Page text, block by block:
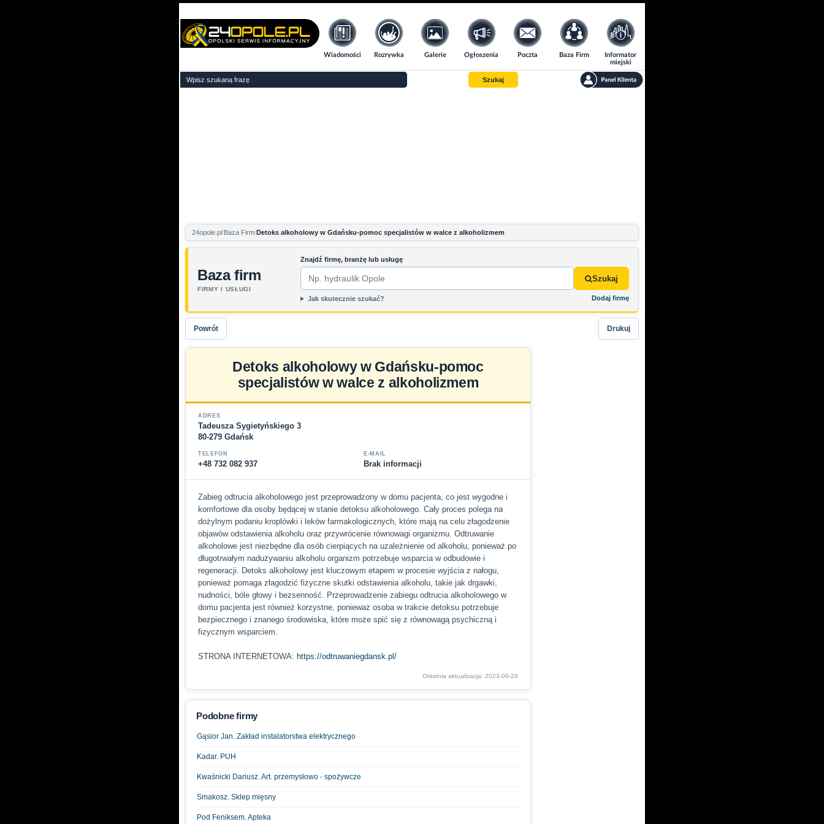
Wiadomości Rozrywka Galerie Ogłoszenia Poczta Baza Firm
Informator
miejski
Szukaj
24opole.pl Baza Firm Detoks alkoholowy w Gdańsku-pomoc specjalistów w walce z alkoholizmem
Baza firm
FIRMY I USŁUGI
Znajdź firmę, branżę lub usługę
Szukaj
Jak skutecznie szukać? Dodaj firmę
Powrót Drukuj
Detoks alkoholowy w Gdańsku-pomoc
specjalistów w walce z alkoholizmem
ADRES
Tadeusza Sygietyńskiego 3
80-279 Gdańsk
TELEFON
+48 732 082 937
E-MAIL
Brak informacji
Zabieg odtrucia alkoholowego jest przeprowadzony w domu pacjenta, co jest wygodne i
komfortowe dla osoby będącej w stanie detoksu alkoholowego. Cały proces polega na
dożylnym podaniu kroplówki i leków farmakologicznych, które mają na celu złagodzenie
objawów odstawienia alkoholu oraz przywrócenie równowagi organizmu. Odtruwanie
alkoholowe jest niezbędne dla osób cierpiących na uzależnienie od alkoholu, ponieważ po
długotrwałym nadużywaniu alkoholu organizm potrzebuje wsparcia w odbudowie i
regeneracji. Detoks alkoholowy jest kluczowym etapem w procesie wyjścia z nałogu,
ponieważ pomaga złagodzić fizyczne skutki odstawienia alkoholu, takie jak drgawki,
nudności, bóle głowy i bezsenność. Przeprowadzenie zabiegu odtrucia alkoholowego w
domu pacjenta jest również korzystne, ponieważ osoba w trakcie detoksu potrzebuje
bezpiecznego i znanego środowiska, które może spić się z równowagą psychiczną i
fizycznym wsparciem.
STRONA INTERNETOWA: https://odtruwaniegdansk.pl/
Ostatnia aktualizacja: 2023-09-28
Podobne firmy
Gąsior Jan. Zakład instalatorstwa elektrycznego
Kadar. PUH
Kwaśnicki Dariusz. Art. przemysłowo - spożywcze
Smakosz. Sklep mięsny
Pod Feniksem. Apteka